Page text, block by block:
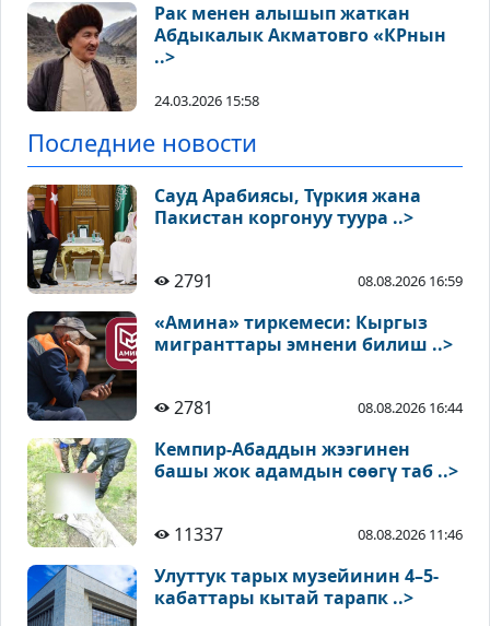
Рак менен алышып жаткан
Абдыкалык Акматовго «КРнын
..>
24.03.2026 15:58
Последние новости
Сауд Арабиясы, Түркия жана
Пакистан коргонуу туура ..>
2791 08.08.2026 16:59
«Амина» тиркемеси: Кыргыз
мигранттары эмнени билиш ..>
2781 08.08.2026 16:44
Кемпир-Абаддын жээгинен
башы жок адамдын сөөгү таб ..>
11337 08.08.2026 11:46
Улуттук тарых музейинин 4–5-
кабаттары кытай тарапк ..>